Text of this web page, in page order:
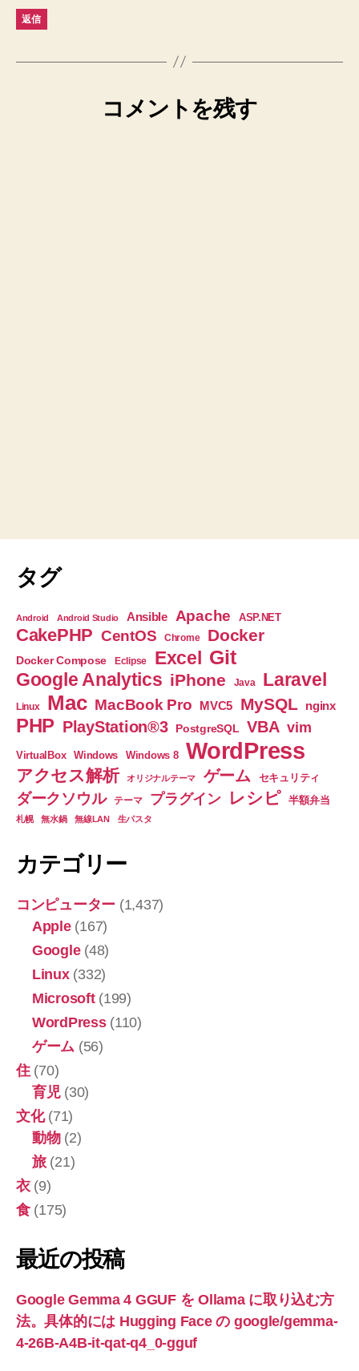
返信
コメントを残す
タグ
Android Android Studio Ansible Apache ASP.NET
CakePHP CentOS Chrome Docker
Docker Compose Eclipse Excel Git
Google Analytics iPhone Java Laravel
Linux Mac MacBook Pro MVC5 MySQL nginx
PHP PlayStation®3 PostgreSQL VBA vim
VirtualBox Windows Windows 8 WordPress
アクセス解析 オリジナルテーマ ゲーム セキュリティ
ダークソウル テーマ プラグイン レシピ 半額弁当
札幌 無水鍋 無線LAN 生パスタ
カテゴリー
コンピューター (1,437)
Apple(167)
Google(48)
Linux(332)
Microsoft(199)
WordPress(110)
ゲーム (56)
住(70)
育児(30)
文化(71)
動物(2)
旅(21)
衣(9)
食(175)
最近の投稿
Google Gemma 4 GGUF を Ollama に取り込む方
法。具体的には Hugging Face の google/gemma-
4-26B-A4B-it-qat-q4_0-gguf